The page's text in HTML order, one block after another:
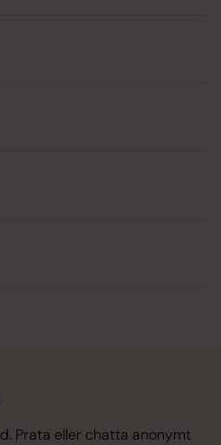
Prata eller chatta anonymt